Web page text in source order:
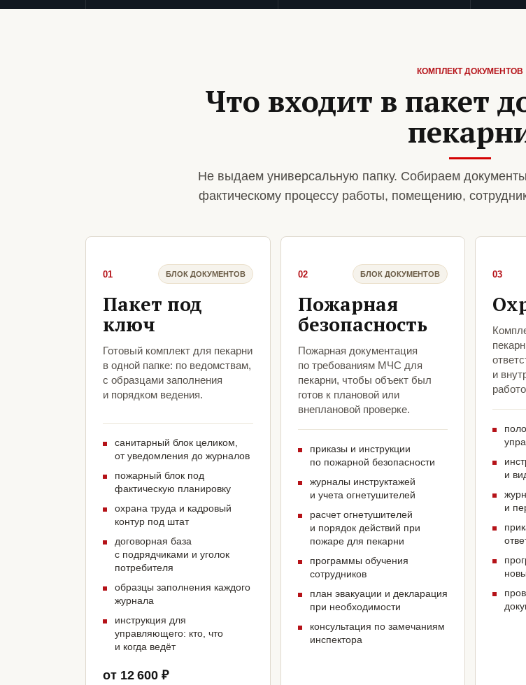
КОМПЛЕКТ ДОКУМЕНТОВ
Что входит в пакет
Не выдаем универсальную папку. Собираем
фактическому процессу работы, помещению,
01 БЛОК ДОКУМЕНТОВ
Пакет под
ключ
Готовый комплект для пекарни
в одной папке: по ведомствам,
с образцами заполнения
и порядком ведения.
санитарный блок целиком,
от уведомления до журналов
пожарный блок под
фактическую планировку
охрана труда и кадровый
контур под штат
договорная база
с подрядчиками и уголок
потребителя
образцы заполнения каждого
журнала
инструкция для
управляющего: кто, что
и когда ведёт
от 12 600 ₽
02 БЛОК ДОКУМЕНТОВ
Пожарная
безопасность
Пожарная документация
по требованиям МЧС для
пекарни, чтобы объект был
готов к плановой или
внеплановой проверке.
приказы и инструкции
по пожарной безопасности
журналы инструктажей
и учета огнетушителей
расчет огнетушителей
и порядок действий при
пожаре для пекарни
программы обучения
сотрудников
план эвакуации и декларация
при необходимости
консультация по замечаниям
инспектора
03
и
и
и